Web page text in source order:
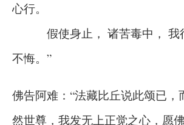
心行。
假使身止， 诸苦毒中， 我
不悔。”
佛告阿难：“法藏比丘说此颂已，
然世尊，我发无上正觉之心，愿